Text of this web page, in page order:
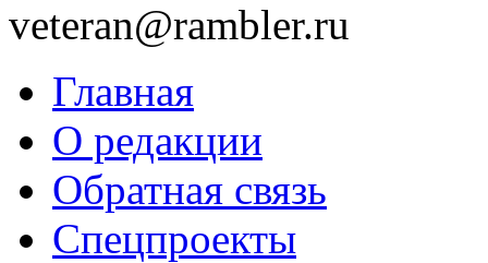
veteran@rambler.ru
Главная
О редакции
Обратная связь
Спецпроекты